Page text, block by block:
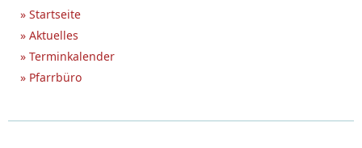
» Startseite
» Aktuelles
» Terminkalender
» Pfarrbüro